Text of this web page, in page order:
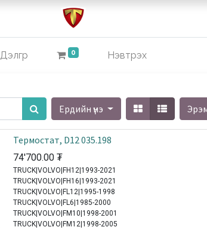
Дэлгүүр 0 Нэвтрэх
Ердийн үнэ
Термостат, D12 035.198
74'700.00 ₮
TRUCK|VOLVO|FH12|1993-2021
TRUCK|VOLVO|FH16|1993-2021
TRUCK|VOLVO|FL12|1995-1998
TRUCK|VOLVO|FL6|1985-2000
TRUCK|VOLVO|FM10|1998-2001
TRUCK|VOLVO|FM12|1998-2005